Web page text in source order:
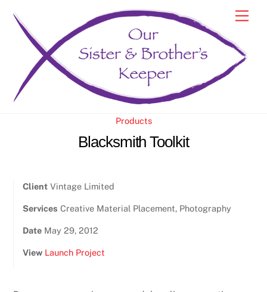
content
Products
Blacksmith Toolkit
ClientVintage Limited
Services Creative Material Placement, Photography
DateMay 29, 2012
View Launch Project